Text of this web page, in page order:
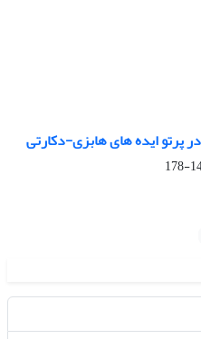
ایده های هابزی-دکارتی